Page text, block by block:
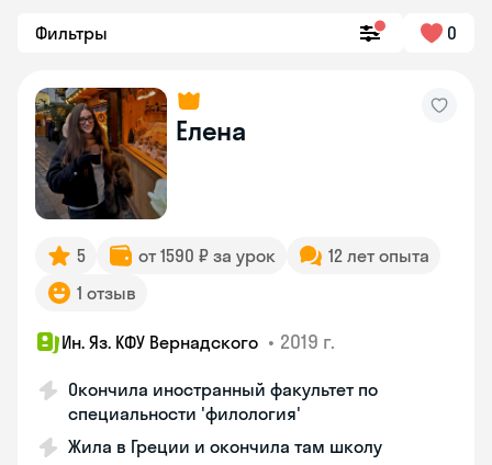
Фильтры 0
Елена
5 от 1590 ₽ за урок
12 лет опыта
1 отзыв
Ин. Яз. КФУ Вернадского • 2019 г.
Окончила иностранный факультет по
специальности 'филология'
Жила в Греции и окончила там школу